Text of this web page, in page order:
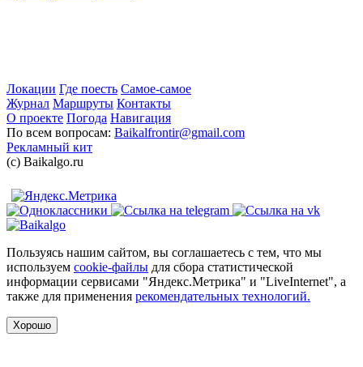
Локации Где поесть Самое-самое
Журнал Маршруты Контакты
О проекте Погода Навигация
По всем вопросам: Baikalfrontir@gmail.com
Рекламный кит
(с) Baikalgo.ru
Пользуясь нашим сайтом, вы соглашаетесь с тем, что мы
используем cookie-файлы для сбора статистической
информации сервисами "Яндекс.Метрика" и "LiveInternet", а
также для применения рекомендательных технологий.
Хорошо